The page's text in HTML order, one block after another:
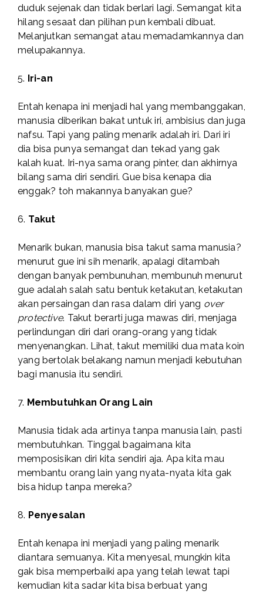
duduk sejenak dan tidak berlari lagi. Semangat kita
hilang sesaat dan pilihan pun kembali dibuat.
Melanjutkan semangat atau memadamkannya dan
melupakannya.
5. Iri-an
Entah kenapa ini menjadi hal yang membanggakan,
manusia diberikan bakat untuk iri, ambisius dan juga
nafsu. Tapi yang paling menarik adalah iri. Dari iri
dia bisa punya semangat dan tekad yang gak
kalah kuat. Iri-nya sama orang pinter, dan akhirnya
bilang sama diri sendiri. Gue bisa kenapa dia
enggak? toh makannya banyakan gue?
6. Takut
Menarik bukan, manusia bisa takut sama manusia?
menurut gue ini sih menarik, apalagi ditambah
dengan banyak pembunuhan, membunuh menurut
gue adalah salah satu bentuk ketakutan, ketakutan
akan persaingan dan rasa dalam diri yang over
protective. Takut berarti juga mawas diri, menjaga
perlindungan diri dari orang-orang yang tidak
menyenangkan. Lihat, takut memiliki dua mata koin
yang bertolak belakang namun menjadi kebutuhan
bagi manusia itu sendiri.
7. Membutuhkan Orang Lain
Manusia tidak ada artinya tanpa manusia lain, pasti
membutuhkan. Tinggal bagaimana kita
memposisikan diri kita sendiri aja. Apa kita mau
membantu orang lain yang nyata-nyata kita gak
bisa hidup tanpa mereka?
8. Penyesalan
Entah kenapa ini menjadi yang paling menarik
diantara semuanya. Kita menyesal, mungkin kita
gak bisa memperbaiki apa yang telah lewat tapi
kemudian kita sadar kita bisa berbuat yang